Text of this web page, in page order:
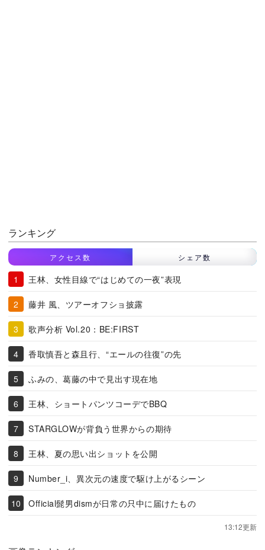
ランキング
アクセス数 シェア数
王林、女性目線で“はじめての一夜”表現
藤井 風、ツアーオフショ披露
歌声分析 Vol.20：BE:FIRST
香取慎吾と森且行、“エールの往復”の先
ふみの、葛藤の中で見出す現在地
王林、ショートパンツコーデでBBQ
STARGLOWが背負う世界からの期待
王林、夏の思い出ショットを公開
Number_i、異次元の速度で駆け上がるシーン
Official髭男dismが日常の只中に届けたもの
13:12更新